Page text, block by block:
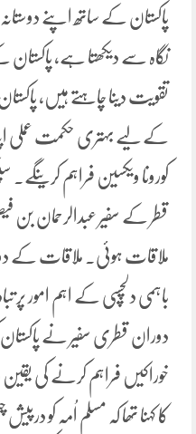
پاکستان کے ساتھ اپنے دوستانہ
نگاہ سے دیکھتا ہے، پاکستان
تقویت دینا چاہتے ہیں،
کورونا ویکسین فراہم کرینگے۔
قطر کے سفیر عبدالرحمان بن
ملاقات ہوئی۔ ملاقات کے
باہمی دلچسپی کے اہم امور پر
خوراکیں فراہم کرنے کی یقین
کا کہنا تھا کہ مسلم اُمہ کو